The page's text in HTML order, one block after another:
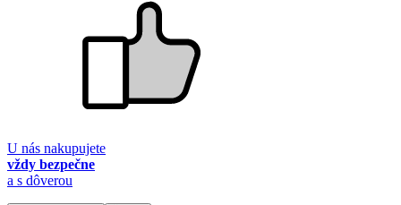
U nás nakupujete
vždy bezpečne
a s dôverou